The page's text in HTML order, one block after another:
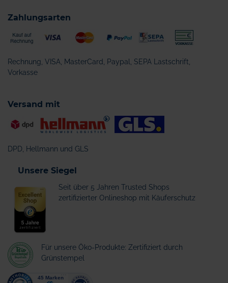
Zahlungsarten
Rechnung, VISA, MasterCard, Paypal, SEPA Lastschrift,
Vorkasse
Versand mit
DPD, Hellmann und GLS
Unsere Siegel
Seit über 5 Jahren Trusted Shops
zertifizierter Onlineshop mit Käuferschutz
Für unsere Öko-Produkte: Zertifiziert durch
Grünstempel